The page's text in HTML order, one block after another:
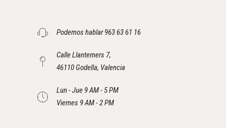
Podemos hablar 963 63 61 16
Calle Llanterners 7,
46110 Godella, Valencia
Lun - Jue 9 AM - 5 PM
Viernes 9 AM - 2 PM